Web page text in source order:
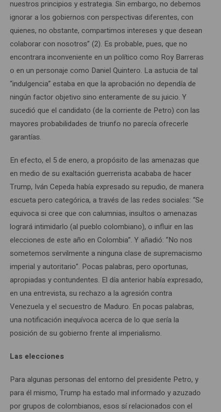
nuestros principios y estrategia. Sin embargo, no debemos
ignorar a los gobiernos con perspectivas diferentes, con
quienes, no obstante, compartimos intereses y que desean
colaborar con nosotros” (2). Es probable, pues, que no
encontrara inconveniente en un político como Roy Barreras
o en un personaje como Daniel Quintero. La astucia de tal
“indulgencia” estaba en que la aprobación no dependía de
ningún factor objetivo sino enteramente de su juicio. Y
sucedió que el candidato (de la corriente de Petro) con las
mayores probabilidades de triunfo no parecía ofrecerle
garantías.
En efecto, el 5 de enero, a propósito de las amenazas que
en medio de su exaltación guerrerista acababa de hacer
Trump, Iván Cepeda había expresado su repudio, de manera
escueta pero categórica, a través de las redes sociales: “Se
equivoca si cree que con calumnias, insultos o amenazas
logrará intimidarlo (al pueblo colombiano), o influir en las
elecciones de este año en Colombia”. Y añadió: “No nos
sometemos servilmente a ninguna clase de supremacismo
imperial y autoritario”. Pocas palabras, pero oportunas,
apropiadas y contundentes. El día anterior había expresado,
en una entrevista, su rechazo a la agresión contra
Venezuela y el secuestro de Maduro. En pocas palabras,
una notificación inequívoca acerca de lo que sería la
posición de su gobierno frente al imperialismo.
Las elecciones
Para algunas personas del entorno del presidente Petro, y
para él mismo, Trump ha estado mal informado y azuzado
por grupos de colombianos, esos sí relacionados con el